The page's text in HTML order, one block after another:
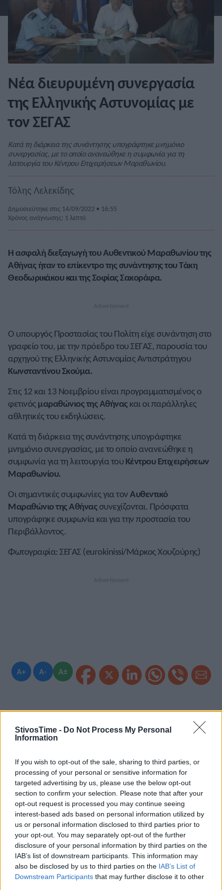
StivosTime - Do Not Process My Personal
Information
If you wish to opt-out of the sale, sharing to third parties, or
processing of your personal or sensitive information for
targeted advertising by us, please use the below opt-out
section to confirm your selection. Please note that after your
opt-out request is processed you may continue seeing
interest-based ads based on personal information utilized by
us or personal information disclosed to third parties prior to
your opt-out. You may separately opt-out of the further
disclosure of your personal information by third parties on the
IAB’s list of downstream participants. This information may
also be disclosed by us to third parties on the IAB’s List of
Downstream Participants that may further disclose it to other
Νέα διευρυμένη συνεργασία
της Ελληνικής Αστυνομίας με
τον ΣΕΓΑΣ
Κατά τη διάρκεια της συνάντησης υπογράφτηκε μνημόνιο
συνεργασίας, με το οποίο ανανεώθηκε η συμφωνία για τη
λειτουργία του Κέντρου Επιχειρήσεων Μαραθωνίου.
Τόλης Λελεκίδης
Δημοσιεύτηκε στις 14/09/2022 • 16:55
Χρόνος ανάγνωσης: 1 λεπτό
A+ A- A±
Η ασφαλή διεξαγωγή του Αυθεντικού Μαραθωνίου της
Αθήνας ήταν το επίκεντρο της συνάντησης του Τάκη
Θεοδωρικάκου και της Σοφίας Σακοράφα.
Ο υπουργός Προστασίας του Πολίτη είχε συνάντηση στο
γραφείο του, με την πρόεδρο του ΣΕΓΑΣ, παρουσία του
αρχηγού της Ελληνικής Αστυνομίας Αντιστράτηγου
Κωνσταντίνου Σκούμα.
Στις 12 και 13 Νοεμβρίου είναι προγραμματισμένος ο
φετινός μαραθώνιος της Αθήναςκαι οι παράλληλες
αθλητικές του εκδηλώσεις.
Κατά τη διάρκεια της συνάντησης υπογράφτηκε
μνημόνιο συνεργασίας, με το οποίο ανανεώθηκε η
συμφωνία για τη λειτουργία του Κέντρου Επιχειρήσεων
Μαραθωνίου.
Οι σημαντικές συμφωνίες για τονΑυθεντικό
Μαραθώνιο της Αθήναςσυνεχίζονται. Πρόσφατα
υπογράφηκε συμφωνία και για την προστασία του
Περιβάλλοντος.
Φωτογραφία: ΣΕΓΑΣ (eurokinissi/Μάρκος Χουζούρης)
Εγγραφείτε στο Stivostime των
Τόλης Λελεκίδης